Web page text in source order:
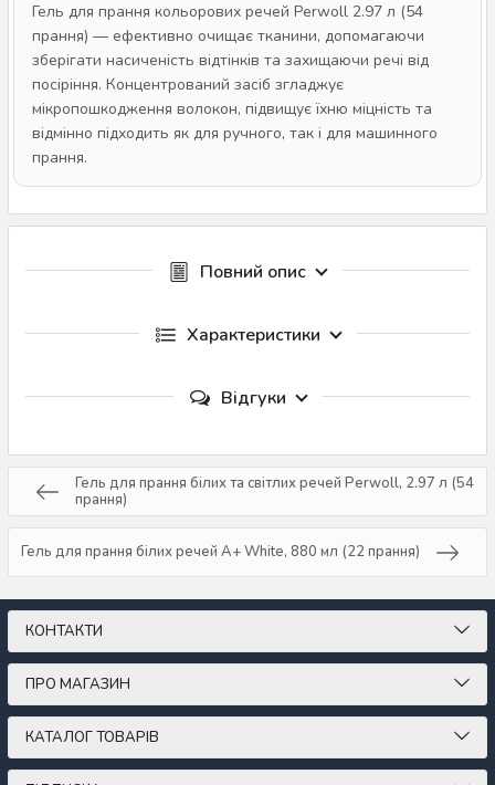
Гель для прання кольорових речей Perwoll 2.97 л (54
прання) — ефективно очищає тканини, допомагаючи
зберігати насиченість відтінків та захищаючи речі від
посіріння. Концентрований засіб згладжує
мікропошкодження волокон, підвищує їхню міцність та
відмінно підходить як для ручного, так і для машинного
прання.
Повний опис
Характеристики
Відгуки
Гель для прання білих та світлих речей Perwoll, 2.97 л (54
прання)
Гель для прання білих речей A+ White, 880 мл (22 прання)
КОНТАКТИ
ПРО МАГАЗИН
КАТАЛОГ ТОВАРІВ